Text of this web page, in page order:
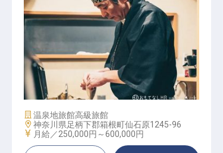
和食調理
施設業態
温泉地旅館高級旅館
勤務地
神奈川県足柄下郡箱根町仙石原1245-96
給与
月給／250,000円～600,000円